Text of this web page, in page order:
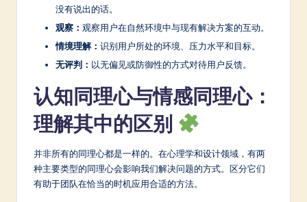
In
o
没有说出的话。
观察： 观察用户在自然环境中与现有解决方案的互动。
情境理解： 识别用户所处的环境、压力水平和目标。
无评判： 以无偏见或防御性的方式对待用户反馈。
认知同理心与情感同理心：
理解其中的区别
并非所有的同理心都是一样的。在心理学和设计领域，有两
种主要类型的同理心会影响我们解决问题的方式。区分它们
有助于团队在恰当的时机应用合适的方法。